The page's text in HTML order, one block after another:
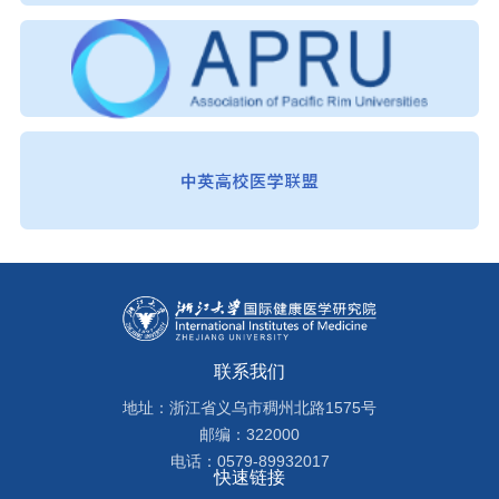
联系我们
地址：浙江省义乌市稠州北路1575号
邮编：322000
电话：0579-89932017
快速链接